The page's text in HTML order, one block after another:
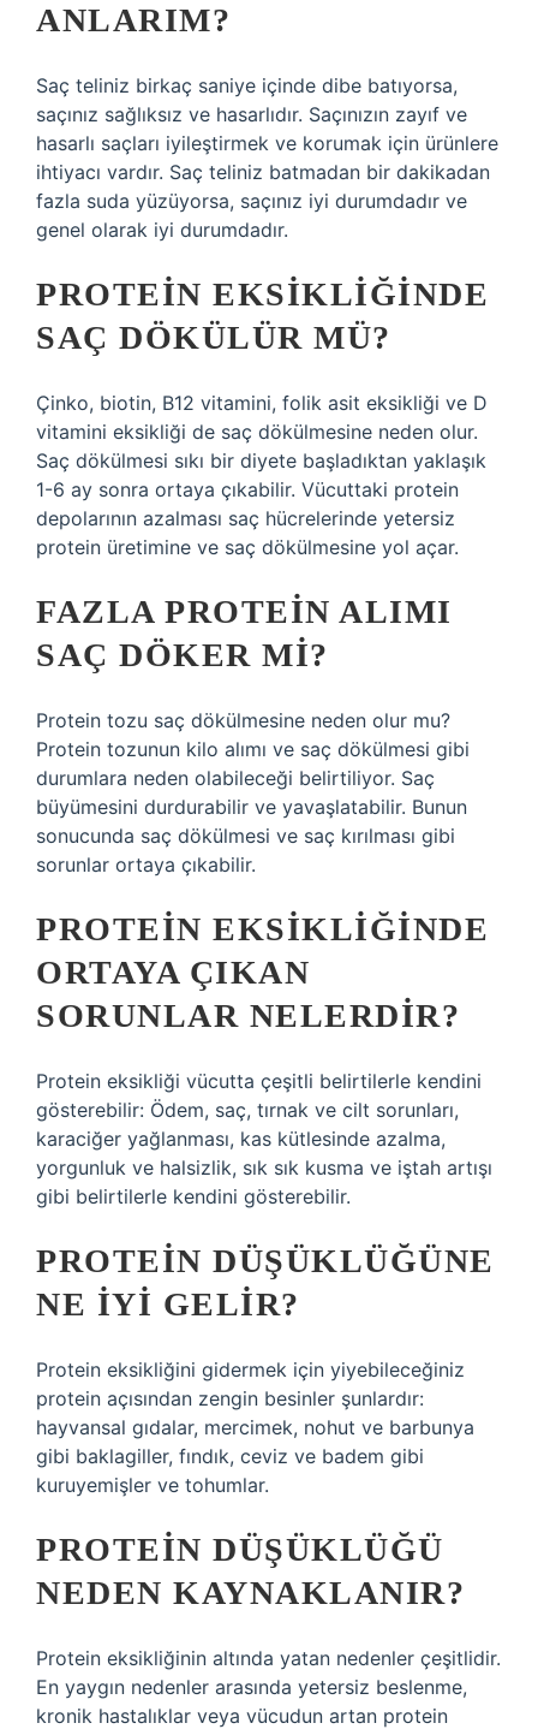
ANLARIM?
Saç teliniz birkaç saniye içinde dibe batıyorsa,
saçınız sağlıksız ve hasarlıdır. Saçınızın zayıf ve
hasarlı saçları iyileştirmek ve korumak için ürünlere
ihtiyacı vardır. Saç teliniz batmadan bir dakikadan
fazla suda yüzüyorsa, saçınız iyi durumdadır ve
genel olarak iyi durumdadır.
PROTEIN EKSIKLIĞINDE
SAÇ DÖKÜLÜR MÜ?
Çinko, biotin, B12 vitamini, folik asit eksikliği ve D
vitamini eksikliği de saç dökülmesine neden olur.
Saç dökülmesi sıkı bir diyete başladıktan yaklaşık
1-6 ay sonra ortaya çıkabilir. Vücuttaki protein
depolarının azalması saç hücrelerinde yetersiz
protein üretimine ve saç dökülmesine yol açar.
FAZLA PROTEIN ALIMI
SAÇ DÖKER MI?
Protein tozu saç dökülmesine neden olur mu?
Protein tozunun kilo alımı ve saç dökülmesi gibi
durumlara neden olabileceği belirtiliyor. Saç
büyümesini durdurabilir ve yavaşlatabilir. Bunun
sonucunda saç dökülmesi ve saç kırılması gibi
sorunlar ortaya çıkabilir.
PROTEIN EKSIKLIĞINDE
ORTAYA ÇIKAN
SORUNLAR NELERDIR?
Protein eksikliği vücutta çeşitli belirtilerle kendini
gösterebilir: Ödem, saç, tırnak ve cilt sorunları,
karaciğer yağlanması, kas kütlesinde azalma,
yorgunluk ve halsizlik, sık sık kusma ve iştah artışı
gibi belirtilerle kendini gösterebilir.
PROTEIN DÜŞÜKLÜĞÜNE
NE IYI GELIR?
Protein eksikliğini gidermek için yiyebileceğiniz
protein açısından zengin besinler şunlardır:
hayvansal gıdalar, mercimek, nohut ve barbunya
gibi baklagiller, fındık, ceviz ve badem gibi
kuruyemişler ve tohumlar.
PROTEIN DÜŞÜKLÜĞÜ
NEDEN KAYNAKLANIR?
Protein eksikliğinin altında yatan nedenler çeşitlidir.
En yaygın nedenler arasında yetersiz beslenme,
kronik hastalıklar veya vücudun artan protein